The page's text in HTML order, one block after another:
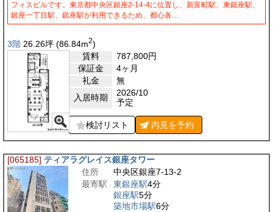
フィスビルです。東京都中央区銀座2-14-4に位置し、新富町駅、東銀座駅、
銀座一丁目駅、銀座駅が利用できるため、都心各…
3階 26.26坪 (86.84m2)
賃料
787,800円
保証金
4ヶ月
礼金
無
入居時期
2026/10
予定
検討リスト 内見を予約
[065185] ティアラグレイス銀座タワー
住所
中央区銀座7-13-2
最寄駅
東銀座駅4分
銀座駅5分
築地市場駅6分